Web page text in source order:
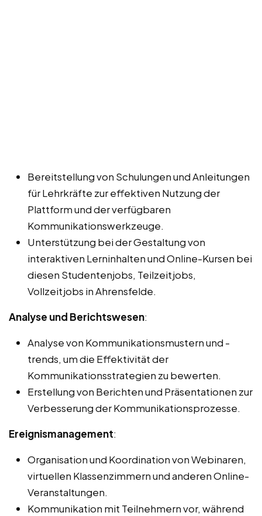
Bereitstellung von Schulungen und Anleitungen
für Lehrkräfte zur effektiven Nutzung der
Plattform und der verfügbaren
Kommunikationswerkzeuge.
Unterstützung bei der Gestaltung von
interaktiven Lerninhalten und Online-Kursen bei
diesen Studentenjobs, Teilzeitjobs,
Vollzeitjobs in Ahrensfelde.
Analyse und Berichtswesen:
Analyse von Kommunikationsmustern und -
trends, um die Effektivität der
Kommunikationsstrategien zu bewerten.
Erstellung von Berichten und Präsentationen zur
Verbesserung der Kommunikationsprozesse.
Ereignismanagement:
Organisation und Koordination von Webinaren,
virtuellen Klassenzimmern und anderen Online-
Veranstaltungen.
Kommunikation mit Teilnehmern vor, während